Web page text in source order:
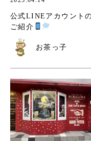
公式LINEアカウント
ご紹介
お茶っ子